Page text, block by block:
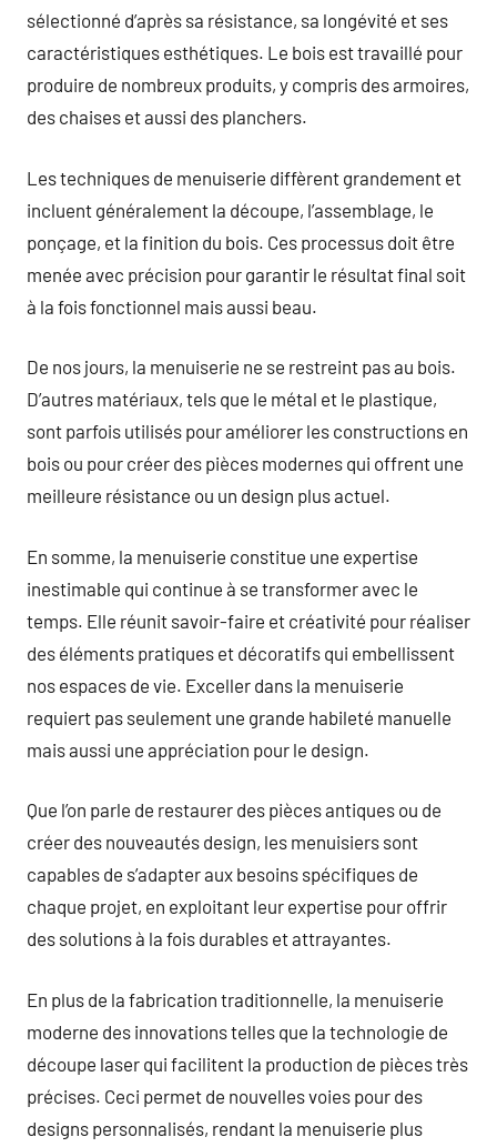
sélectionné d’après sa résistance, sa longévité et ses
caractéristiques esthétiques. Le bois est travaillé pour
produire de nombreux produits, y compris des armoires,
des chaises et aussi des planchers.
Les techniques de menuiserie diffèrent grandement et
incluent généralement la découpe, l’assemblage, le
ponçage, et la finition du bois. Ces processus doit être
menée avec précision pour garantir le résultat final soit
à la fois fonctionnel mais aussi beau.
De nos jours, la menuiserie ne se restreint pas au bois.
D’autres matériaux, tels que le métal et le plastique,
sont parfois utilisés pour améliorer les constructions en
bois ou pour créer des pièces modernes qui offrent une
meilleure résistance ou un design plus actuel.
En somme, la menuiserie constitue une expertise
inestimable qui continue à se transformer avec le
temps. Elle réunit savoir-faire et créativité pour réaliser
des éléments pratiques et décoratifs qui embellissent
nos espaces de vie. Exceller dans la menuiserie
requiert pas seulement une grande habileté manuelle
mais aussi une appréciation pour le design.
Que l’on parle de restaurer des pièces antiques ou de
créer des nouveautés design, les menuisiers sont
capables de s’adapter aux besoins spécifiques de
chaque projet, en exploitant leur expertise pour offrir
des solutions à la fois durables et attrayantes.
En plus de la fabrication traditionnelle, la menuiserie
moderne des innovations telles que la technologie de
découpe laser qui facilitent la production de pièces très
précises. Ceci permet de nouvelles voies pour des
designs personnalisés, rendant la menuiserie plus